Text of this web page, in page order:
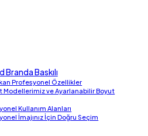
Baskılı
Profesyonel Özellikler
Modellerimiz ve Ayarlanabilir Boyut
Kullanım Alanları
İmajınız İçin Doğru Seçim